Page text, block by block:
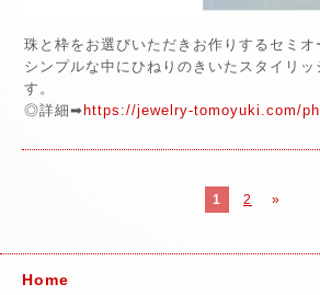
珠と枠をお選びいただきお作りするセミオ
シンプルな中にひねりのきいたスタイリ
す。
◎詳細➡ https://jewelry-tomoyuki.com/
1 2 »
Home